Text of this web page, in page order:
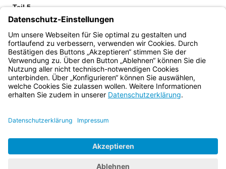
Teil 5
Übergangs- und Schlussvorschriften
33. Vollzugshinweise
34. Inkrafttreten, Außerkrafttreten, Übergangsvorschrift
Bayern.de
BayernPortal
Impressum